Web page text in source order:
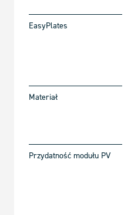
EasyPlates
Materiał
Przydatność modułu PV